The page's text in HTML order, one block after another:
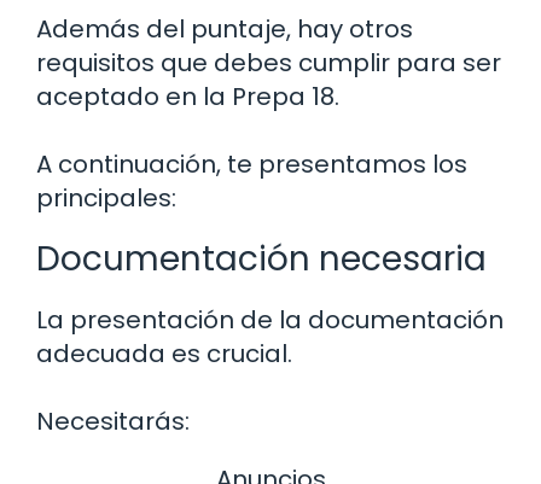
Además del puntaje, hay otros
requisitos que debes cumplir para ser
aceptado en la Prepa 18.
A continuación, te presentamos los
principales:
Documentación necesaria
La presentación de la documentación
adecuada es crucial.
Necesitarás: